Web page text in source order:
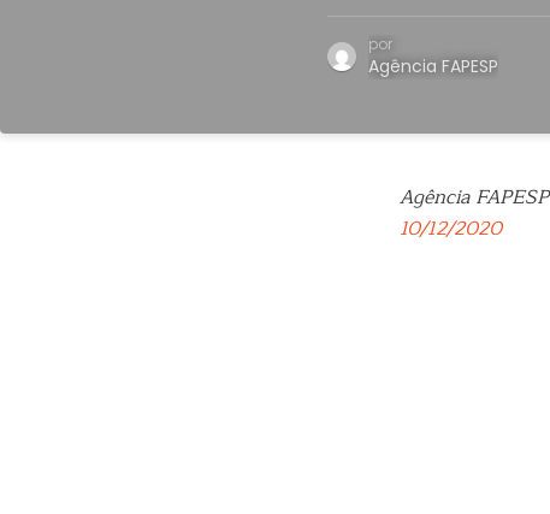
por
Agência FAPESP
Agência FAPESP
10/12/2020